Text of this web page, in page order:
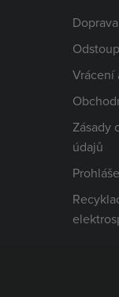
Vrácení
Zásady
údajů